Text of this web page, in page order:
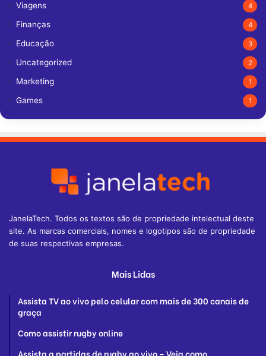
Viagens 4
Finanças 4
Educação 3
Uncategorized 2
Marketing 1
Games 1
JanelaTech. Todos os textos são de propriedade intelectual deste
site. As marcas comerciais, nomes e logotipos são de propriedade
de suas respectivas empresas.
Mais Lidas
Assista TV ao vivo pelo celular com mais de 300 canais de
graça
Como assistir rugby online